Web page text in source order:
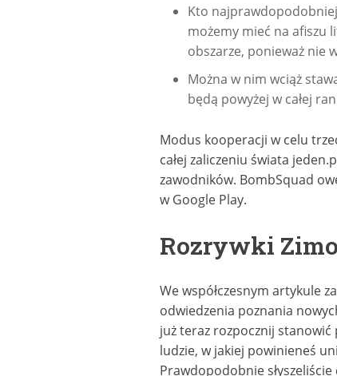
Kto
możemy mieć na afiszu
obszarze, ponieważ nie
Można w nim wciąż
będą powyżej w całej
Modus kooperacji w celu
całej zaliczeniu świata
zawodników. BombSquad
w Google Play.
Rozrywki
We współczesnym artykule
odwiedzenia poznania
już teraz rozpocznij
ludzie, w jakiej powinieneś
Prawdopodobnie